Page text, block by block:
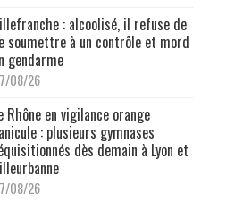
: alcoolisé, il refuse de
soumettre à un contrôle et mord
gendarme
08/26
Rhône en vigilance orange
: plusieurs gymnases
dès demain à Lyon et
08/26